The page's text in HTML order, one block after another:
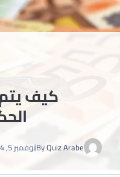
كيف
ByQuiz Arabe نوفمبر 5, 2024